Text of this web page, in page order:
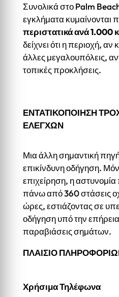
Συνολικά στο Palm
εγκλήματα κυμαίνονται
περιστατικά ανά 1.000
δείχνει ότι η περιοχή,
άλλες μεγαλουπόλεις,
τοπικές προκλήσεις.
ΕΝΤΑΤΙΚΟΠΟΙΗΣΗ
ΕΛΕΓΧΩΝ
Μια άλλη σημαντική
επικίνδυνη οδήγηση.
επιχείρηση, η
πάνω από 360 στάσεις
ώρες, εστιάζοντας σε
οδήγηση υπό την
παραβιάσεις σημάτων.
ΠΛΑΙΣΙΟ
Χρήσιμα Τηλέφωνα